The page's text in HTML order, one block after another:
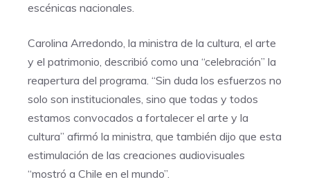
escénicas nacionales.
Carolina Arredondo, la ministra de la cultura, el arte
y el patrimonio, describió como una “celebración” la
reapertura del programa. “Sin duda los esfuerzos no
solo son institucionales, sino que todas y todos
estamos convocados a fortalecer el arte y la
cultura” afirmó la ministra, que también dijo que esta
estimulación de las creaciones audiovisuales
“mostró a Chile en el mundo”.